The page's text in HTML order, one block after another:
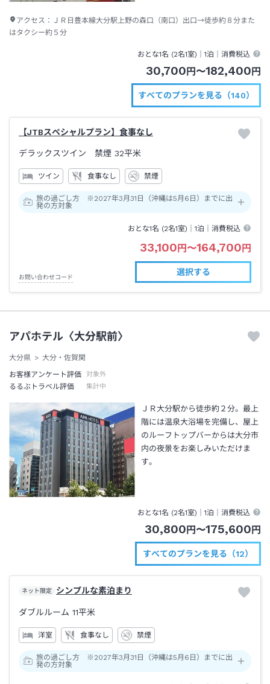
アクセス： ＪＲ日豊本線大分駅上野の森口（南口）出口→徒歩約８分また
はタクシー約５分
おとな1名 (2名1室)｜1泊 ｜消費税込
30,700円〜182,400円
すべてのプランを見る（140）
【JTBスペシャルプラン】食事なし
デラックスツイン 禁煙 32平米
ツイン 食事なし 禁煙
旅の過ごし方 ※2027年3月31日（沖縄は5月6日）までに出
発の方対象
おとな1名 (2名1室)｜1泊 ｜消費税込
33,100円〜164,700円
お問い合わせコード
選択する
アパホテル〈大分駅前〉
大分県
大分・佐賀関
お客様アンケート評価
対象外
るるぶトラベル評価 集計中
ＪＲ大分駅から徒歩約２分。最上
階には温泉大浴場を完備し、屋上
のルーフトップバーからは大分市
内の夜景をお楽しみいただけま
す。
おとな1名 (2名1室)｜1泊 ｜消費税込
30,800円〜175,600円
すべてのプランを見る（12）
ネット限定 シンプルな素泊まり
ダブルルーム 11平米
洋室 食事なし 禁煙
旅の過ごし方 ※2027年3月31日（沖縄は5月6日）までに出
発の方対象